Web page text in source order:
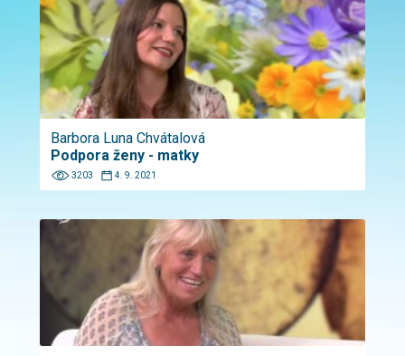
Barbora Luna Chvátalová
Podpora ženy - matky
3203 4. 9. 2021